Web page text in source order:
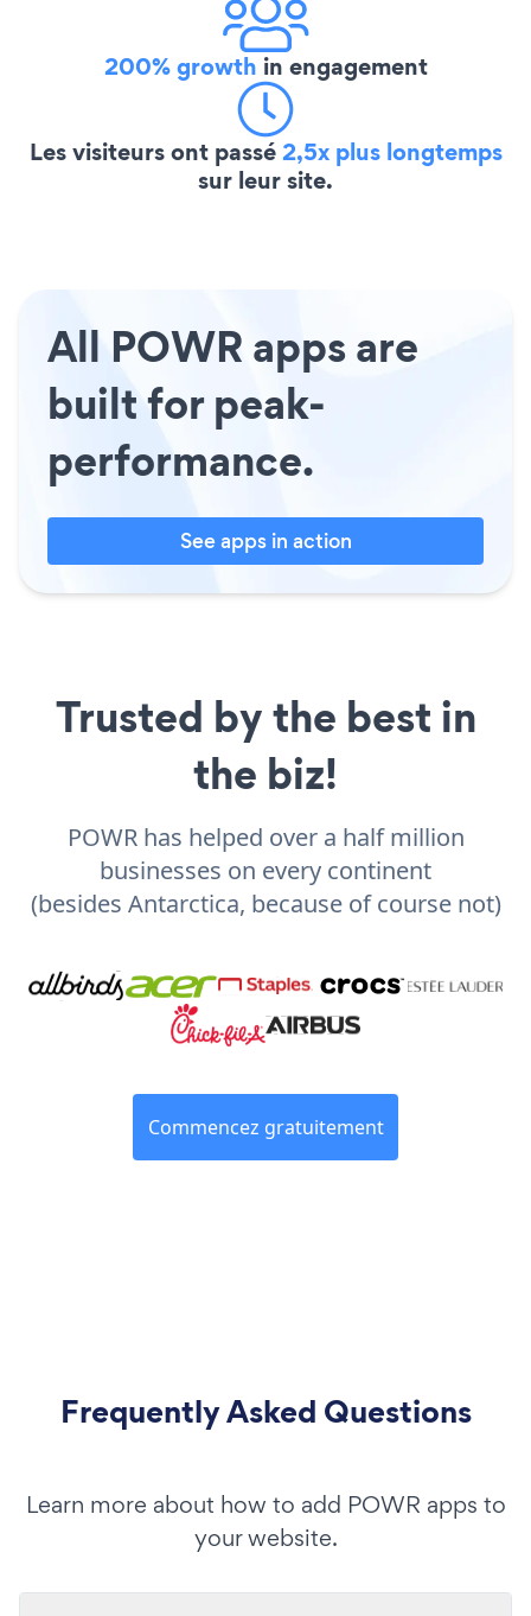
200% growth in engagement
Les visiteurs ont passé2,5x plus longtemps
sur leur site.
All POWR apps are
built for peak-
performance.
See apps in action
Trusted by the best in
the biz!
POWR has helped over a half million
businesses on every continent
(besides Antarctica, because of course not)
Commencez gratuitement
Frequently Asked Questions
Learn more about how to add POWR apps to
your website.